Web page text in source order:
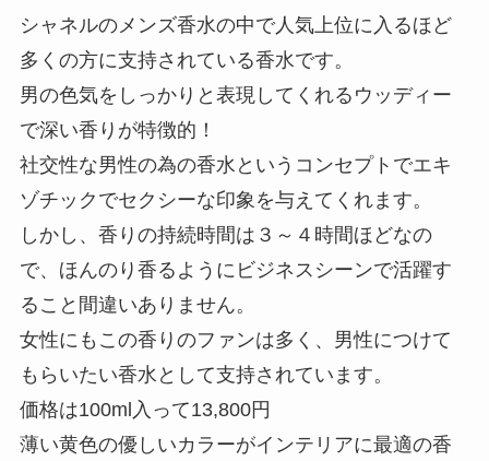
シャネルのメンズ香水の中で人気上位に入るほど
多くの方に支持されている香水です。
男の色気をしっかりと表現してくれるウッディー
で深い香りが特徴的！
社交性な男性の為の香水というコンセプトでエキ
ゾチックでセクシーな印象を与えてくれます。
しかし、香りの持続時間は３～４時間ほどなの
で、ほんのり香るようにビジネスシーンで活躍す
ること間違いありません。
女性にもこの香りのファンは多く、男性につけて
もらいたい香水として支持されています。
価格は100ml入って13,800円
薄い黄色の優しいカラーがインテリアに最適の香